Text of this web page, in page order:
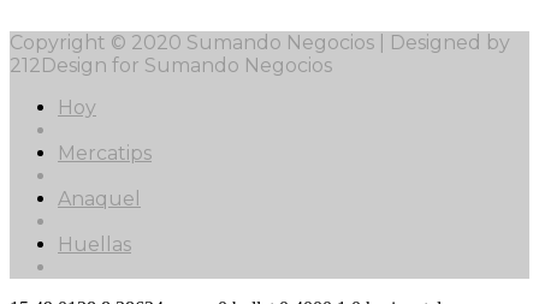
Copyright © 2020 Sumando Negocios | Designed by
212Design for Sumando Negocios
Hoy
Mercatips
Anaquel
Huellas